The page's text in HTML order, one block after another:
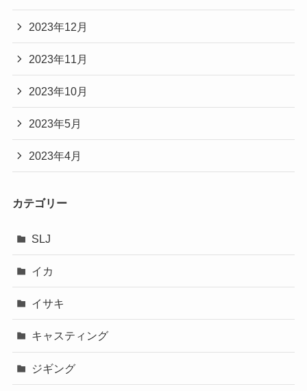
2023年12月
2023年11月
2023年10月
2023年5月
2023年4月
カテゴリー
SLJ
イカ
イサキ
キャスティング
ジギング